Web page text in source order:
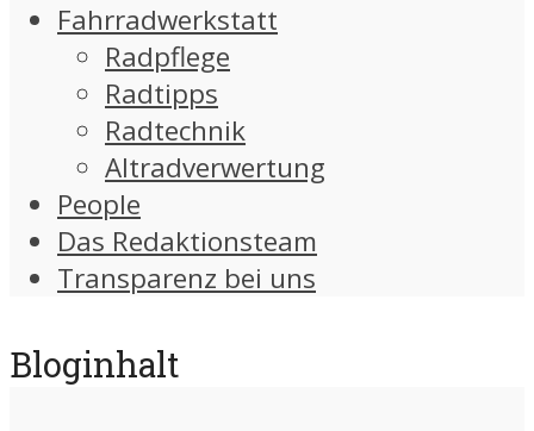
Fahrradwerkstatt
Radpflege
Radtipps
Radtechnik
Altradverwertung
People
Das Redaktionsteam
Transparenz bei uns
Bloginhalt